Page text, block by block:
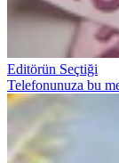
Editörün Seçtiği
Telefonunuza bu